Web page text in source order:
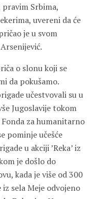
pravim Srbima,
uvereni da će
je u svom
o slonu koji se
da pokušamo.
učestvovali su u
Jugoslavije tokom
za humanitarno
pominje učešće
u akciji ’Reka’ iz
je došlo do
kada je više od 300
sela Meje odvojeno